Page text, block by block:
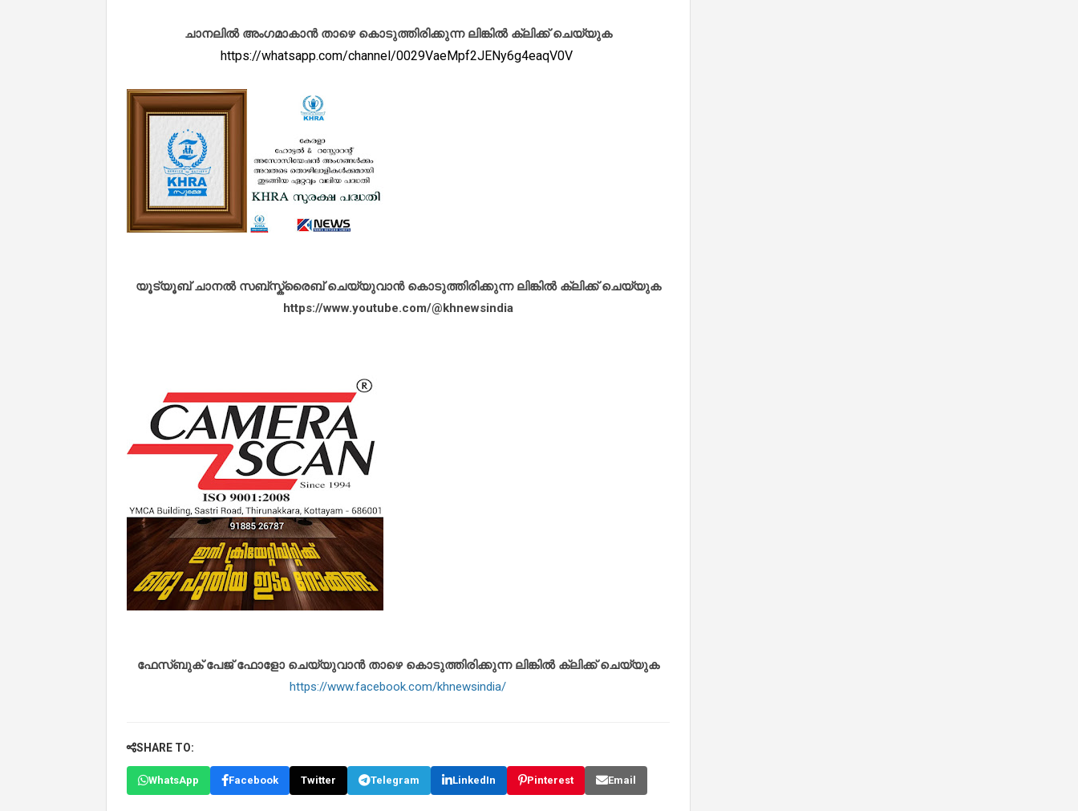
ചാനലിൽ അംഗമാകാൻ താഴെ കൊടുത്തിരിക്കുന്ന ലിങ്കിൽ ക്ലിക്ക് ചെയ്യുക
https://whatsapp.com/channel/0029VaeMpf2JENy6g4eaqV0V
യൂട്യൂബ് ചാനൽ സബ്സ്ക്രൈബ് ചെയ്യുവാൻ കൊടുത്തിരിക്കുന്ന ലിങ്കിൽ ക്ലിക്ക് ചെയ്യുക
https://www.youtube.com/@khnewsindia
ഫേസ്ബുക് പേജ് ഫോളോ ചെയ്യുവാൻ താഴെ കൊടുത്തിരിക്കുന്ന ലിങ്കിൽ ക്ലിക്ക് ചെയ്യുക
https://www.facebook.com/khnewsindia/
SHARE TO:
WhatsApp Facebook Twitter Telegram LinkedIn Pinterest Email